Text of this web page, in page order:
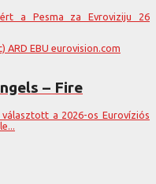
a Pesma za Evroviziju 26
– Fire
a 2026-os Eurovíziós